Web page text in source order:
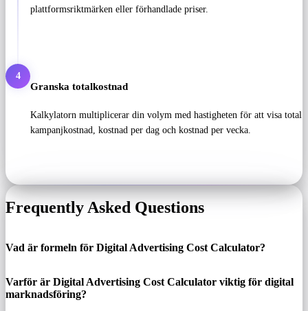
plattformsriktmärken eller förhandlade priser.
4
Granska totalkostnad
Kalkylatorn multiplicerar din volym med hastigheten för att visa total
kampanjkostnad, kostnad per dag och kostnad per vecka.
Frequently Asked Questions
Vad är formeln för Digital Advertising Cost Calculator?
Varför är Digital Advertising Cost Calculator viktig för digital
marknadsföring?